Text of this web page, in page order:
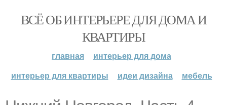
ВСЁ ОБ ИНТЕРЬЕРЕ ДЛЯ ДОМА И
КВАРТИРЫ
главная
интерьер для дома
интерьер для квартиры
идеи дизайна мебель